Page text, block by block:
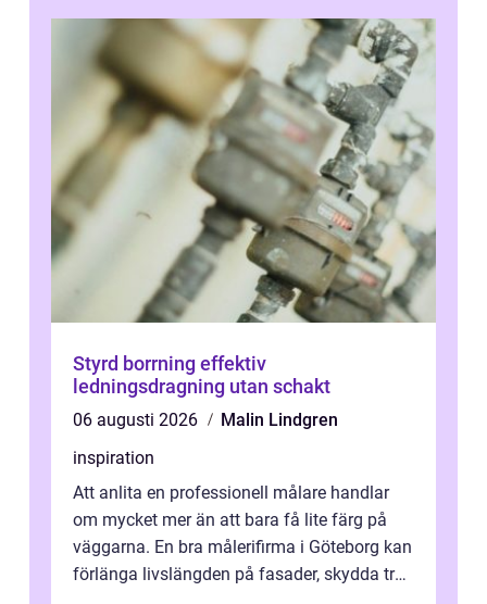
Styrd borrning effektiv
ledningsdragning utan schakt
06 augusti 2026
Malin Lindgren
inspiration
Att anlita en professionell målare handlar
om mycket mer än att bara få lite färg på
väggarna. En bra målerifirma i Göteborg kan
förlänga livslängden på fasader, skydda trä